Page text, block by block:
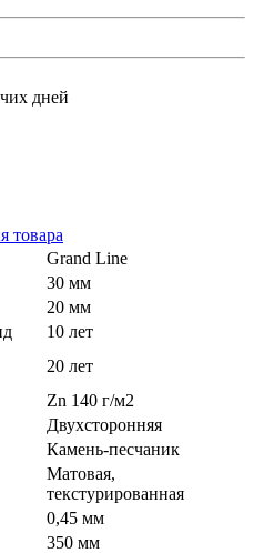
дней
товара
Grand Line
30 мм
20 мм
10 лет
20 лет
Zn 140 г/м2
Двухсторонняя
Камень-песчаник
Матовая,
текстурированная
0,45 мм
350 мм